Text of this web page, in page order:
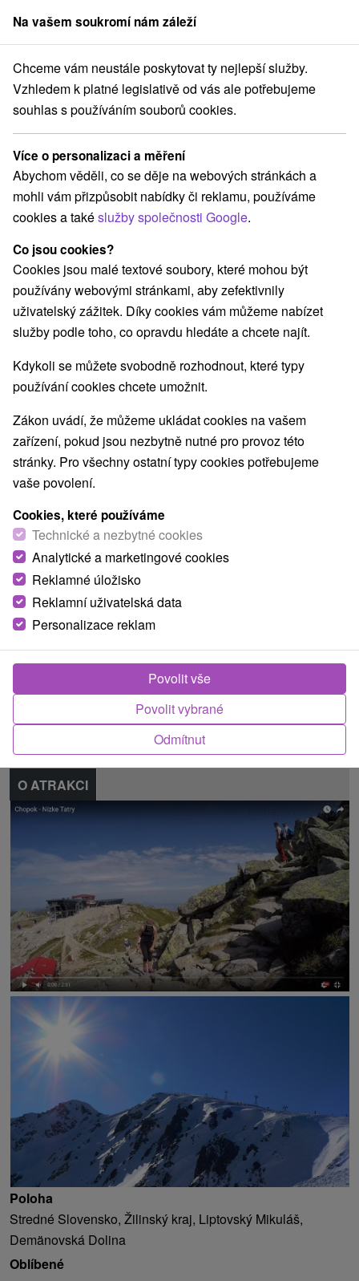
člen skupinySorger
kraj Demänovská Dolina Túra na Chopok z Demänovskej doliny
Túra na Chopok z Demänovskej
doliny
Navigovat do místa
Google recenze
GPS:
N +48° 56' 34.84''
E +19° 35' 35.27''
Turistický region
Nízke Tatry, Jasná, v Tatrách, Stredné Slovensko,
Horehronie, Chopok, Chopok Juh, Banskobystrický kraj,
Slovenské rudohorie, Veporské vrchy
Našli jste chybu nebo nám chcete doporučit novou atrakci
Nahlásit chybu
O ATRAKCI
Poloha
Stredné Slovensko, Žilinský kraj, Liptovský Mikuláš,
Demänovská Dolina
Oblíbené
Na vašem soukromí nám záleží
Chceme vám neustále poskytovat ty nejlepší služby.
Vzhledem k platné legislativě od vás ale potřebujeme
souhlas s používáním souborů cookies.
Více o personalizaci a měření
Abychom věděli, co se děje na webových stránkách a
mohli vám přizpůsobit nabídky či reklamu, používáme
cookies a takéslužby společnosti Google.
Co jsou cookies?
Cookies jsou malé textové soubory, které mohou být
používány webovými stránkami, aby zefektivnily
uživatelský zážitek. Díky cookies vám můžeme nabízet
služby podle toho, co opravdu hledáte a chcete najít.
Kdykoli se můžete svobodně rozhodnout, které typy
používání cookies chcete umožnit.
Zákon uvádí, že můžeme ukládat cookies na vašem
zařízení, pokud jsou nezbytně nutné pro provoz této
stránky. Pro všechny ostatní typy cookies potřebujeme
vaše povolení.
Cookies, které používáme
Technické a nezbytné cookies
Analytické a marketingové cookies
Reklamné úložisko
Reklamní uživatelská data
Personalizace reklam
Odmítnut
Povolit vybrané
Povolit vše